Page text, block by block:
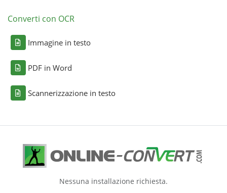
Converti con OCR
Immagine in testo
PDF in Word
Scannerizzazione in testo
Nessuna installazione richiesta.